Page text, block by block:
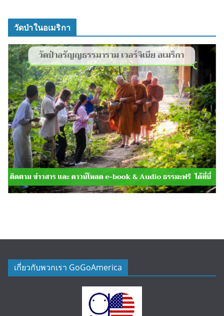
วัดป่าในอเมริกา
เกี่ยวกับพวกเรา GoGoAmerica